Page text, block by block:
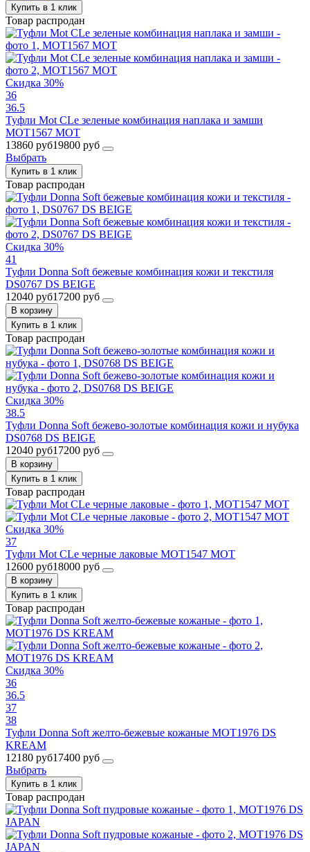
Купить в 1 клик
Товар распродан
Скидка 30%
36
36.5
Туфли Mot CLe зеленые комбинация наплака и замши
MOT1567 MOT
13860 руб19800 руб
Выбрать
Купить в 1 клик
Товар распродан
Скидка 30%
41
Туфли Donna Soft бежевые комбинация кожи и текстиля
DS0767 DS BEIGE
12040 руб17200 руб
В корзину
Купить в 1 клик
Товар распродан
Скидка 30%
38.5
Туфли Donna Soft бежево-золотые комбинация кожи и нубука
DS0768 DS BEIGE
12040 руб17200 руб
В корзину
Купить в 1 клик
Товар распродан
Скидка 30%
37
Туфли Mot CLe черные лаковые MOT1547 MOT
12600 руб18000 руб
В корзину
Купить в 1 клик
Товар распродан
Скидка 30%
36
36.5
37
38
Туфли Donna Soft желто-бежевые кожаные MOT1976 DS
KREAM
12180 руб17400 руб
Выбрать
Купить в 1 клик
Товар распродан